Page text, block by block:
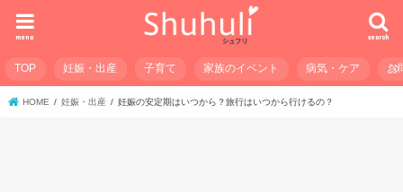
search
menu
TOP 妊娠・出産 子育て 家族のイベント 病気・ケア お
HOME 妊娠・出産 妊娠の安定期はいつから？旅行はいつから行けるの？